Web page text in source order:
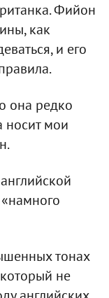
Фийон
как
и его
она редко
носит мои
тонах
не